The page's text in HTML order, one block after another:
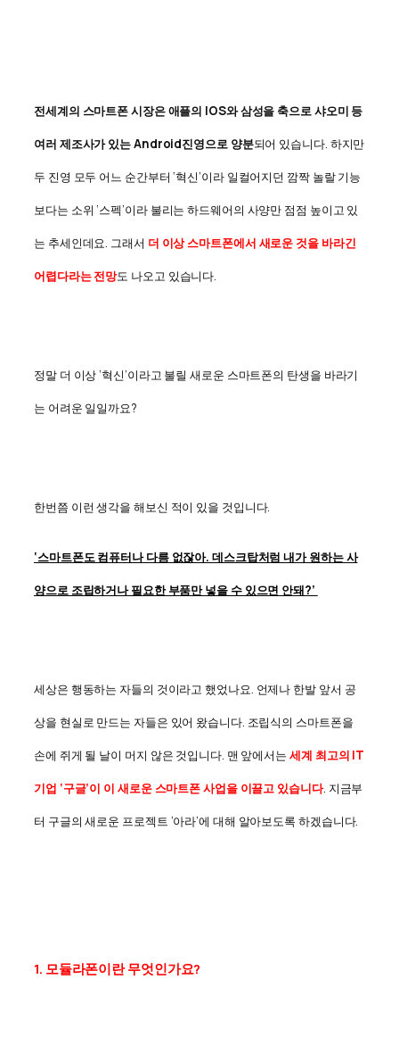
전세계의 스마트폰 시장은 애플의 IOS와 삼성을 축으로 샤오미 등
여러 제조사가 있는 Android진영으로 양분되어 있습니다. 하지만
두 진영 모두 어느 순간부터 ‘혁신’이라 일컬어지던 깜짝 놀랄 기능
보다는 소위 ‘스펙’이라 불리는 하드웨어의 사양만 점점 높이고 있
는 추세인데요. 그래서 더 이상 스마트폰에서 새로운 것을 바라긴
어렵다라는 전망도 나오고 있습니다.
정말 더 이상 ‘혁신’이라고 불릴 새로운 스마트폰의 탄생을 바라기
는 어려운 일일까요?
한번쯤 이런 생각을 해보신 적이 있을 것입니다.
‘스마트폰도 컴퓨터나 다름 없잖아. 데스크탑처럼 내가 원하는 사
양으로 조립하거나 필요한 부품만 넣을 수 있으면 안돼?’
세상은 행동하는 자들의 것이라고 했었나요. 언제나 한발 앞서 공
상을 현실로 만드는 자들은 있어 왔습니다. 조립식의 스마트폰을
손에 쥐게 될 날이 머지 않은 것입니다. 맨 앞에서는 세계 최고의 IT
기업 ‘구글’이 이 새로운 스마트폰 사업을 이끌고 있습니다. 지금부
터 구글의 새로운 프로젝트 ‘아라’에 대해 알아보도록 하겠습니다.
1. 모듈라폰이란 무엇인가요?